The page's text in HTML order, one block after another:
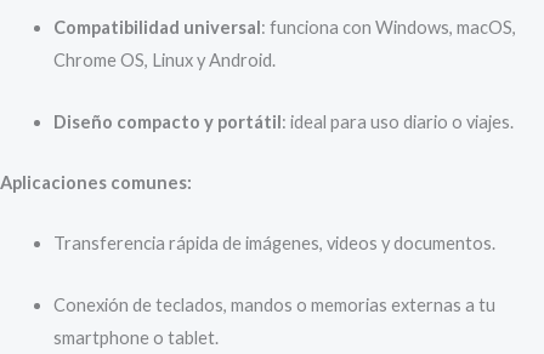
Compatibilidad universal: funciona con Windows, macOS,
Chrome OS, Linux y Android.
Diseño compacto y portátil: ideal para uso diario o viajes.
Aplicaciones comunes:
Transferencia rápida de imágenes, videos y documentos.
Conexión de teclados, mandos o memorias externas a tu
smartphone o tablet.